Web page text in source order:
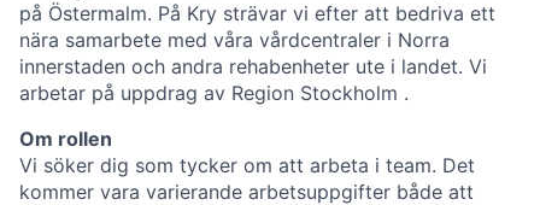
på Östermalm. På Kry strävar vi efter att bedriva ett
nära samarbete med våra vårdcentraler i Norra
innerstaden och andra rehabenheter ute i landet. Vi
arbetar på uppdrag av Region Stockholm .
Om rollen
Vi söker dig som tycker om att arbeta i team. Det
kommer vara varierande arbetsuppgifter både att